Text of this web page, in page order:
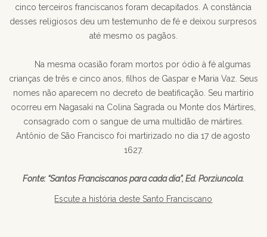
cinco terceiros franciscanos foram decapitados. A constância
desses religiosos deu um testemunho de fé e deixou surpresos
até mesmo os pagãos.
Na mesma ocasião foram mortos por ódio à fé algumas
crianças de três e cinco anos, filhos de Gaspar e Maria Vaz. Seus
nomes não aparecem no decreto de beatificação. Seu martírio
ocorreu em Nagasaki na Colina Sagrada ou Monte dos Mártires,
consagrado com o sangue de uma multidão de mártires.
Antônio de São Francisco foi martirizado no dia 17 de agosto
1627.
Fonte: “Santos Franciscanos para cada dia”, Ed. Porziuncola.
Escute a história deste Santo Franciscano